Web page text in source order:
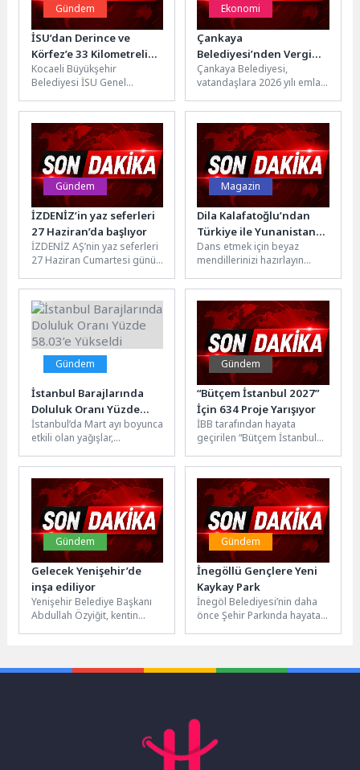
Gündem
İSU’dan Derince ve
Körfez’e 33 Kilometrelik
Altyapı Yatırımı
Kocaeli Büyükşehir
Belediyesi İSU Genel
gelişen yerleşim alanlarında
altyapı yatırımlarını aralıksız
sürdürüyor. Bu...
Ekonomi
Çankaya
Belediyesi’nden Vergi
Hatırlatması
Çankaya Belediyesi,
vatandaşlara 2026 yılı emlak
birinci taksit ödemelerinin
son gününün...
Gündem
İZDENİZ’in yaz seferleri
27 Haziran’da başlıyor
İZDENİZ AŞ’nin yaz seferleri
27 Haziran Cumartesi günü
Konak’tan hareket edecek
gemilerle...
Magazin
Dila Kalafatoğlu’ndan
Türkiye ile Yunanistan
arasında müzikal köprü:
“Sarışınım”
Dans etmek için beyaz
mendillerinizi hazırlayın
konuşulan şarkılarından biri
olmaya...
Gündem
İstanbul Barajlarında
Doluluk Oranı Yüzde
58.03’e Yükseldi
İstanbul’da Mart ayı boyunca
etkili olan yağışlar,
önemli ölçüde artırdı. 20
Mart’ta...
Gündem
“Bütçem İstanbul 2027”
İçin 634 Proje Yarışıyor
İBB tarafından hayata
geçirilen “Bütçem İstanbul
İstanbullular bu yıl da yoğun
ilgi gösterdi....
Gündem
Gelecek Yenişehir’de
inşa ediliyor
Yenişehir Belediye Başkanı
Abdullah Özyiğit, kentin
Gündem
İnegöllü Gençlere Yeni
Kaykay Park
İnegöl Belediyesi’nin daha
önce Şehir Parkında hayata